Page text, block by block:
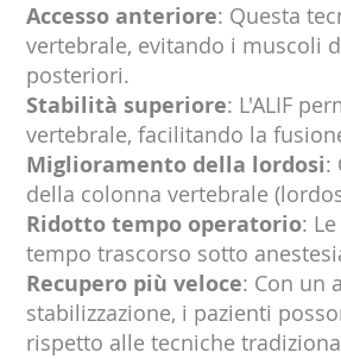
Accesso anteriore: Questa
vertebrale, evitando i muscoli
posteriori.
Stabilità superiore: L'ALIF
vertebrale, facilitando la
Miglioramento della lordosi:
della colonna vertebrale
Ridotto tempo operatorio:
tempo trascorso sotto
Recupero più veloce: Con un
stabilizzazione, i pazienti
rispetto alle tecniche